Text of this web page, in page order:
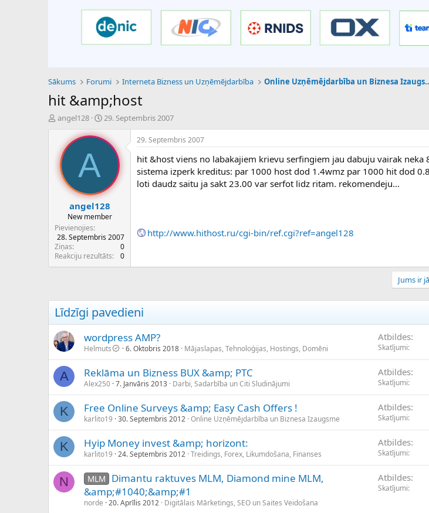
Sākums Forumi Interneta Bizness un Uzņēmējdarbība Online
hit &amp;host
P
e
d
e
z
s
ā
c
ē
angel128
S
k
a
t
u
m
s
29. Septembris 2007
A
angel128
New member
Pievienojies
28. Septembris 2007
Ziņas
0
Reakciju rezultāts
0
29. Septembris 2007
hit &host viens no labakajiem krievu serfingiem jau dabuju vairak neka
sistema izperk kreditus: par 1000 host dod 1.4wmz par 1000 hit dod
loti daudz saitu ja sakt 23.00 var serfot lidz ritam. rekomendeju...
http://www.hithost.ru/cgi-bin/ref.cgi?ref=angel128
Jums ir
Līdzīgi pavedieni
wordpress AMP?
Helmuts 6. Oktobris 2018 Mājaslapas, Tehnoloģijas, Hostings, Domēni
Atbildes
Skatījumi
A Reklāma un Bizness BUX &amp; PTC
Alex250 7. Janvāris 2013 Darbi, Sadarbība un Citi Sludinājumi
Atbildes
Skatījumi
K Free Online Surveys &amp; Easy Cash Offers !
karlito19 30. Septembris 2012 Online Uzņēmējdarbība un Biznesa Izaugsme
Atbildes
Skatījumi
K Hyip Money invest &amp; horizont:
karlito19 24. Septembris 2012 Treidings, Forex, Likumdošana, Finanses
Atbildes
Skatījumi
N MLM
Dimantu raktuves MLM, Diamond mine MLM,
&amp;#1040;&amp;#1
norde 20. Aprīlis 2012 Digitālais Mārketings, SEO un Saites Veidošana
Atbildes
Skatījumi